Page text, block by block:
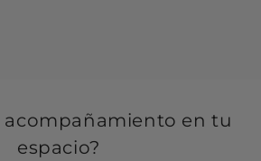
acompañamiento en tu
espacio?